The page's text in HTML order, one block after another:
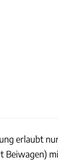
erlaubt
Beiwagen)